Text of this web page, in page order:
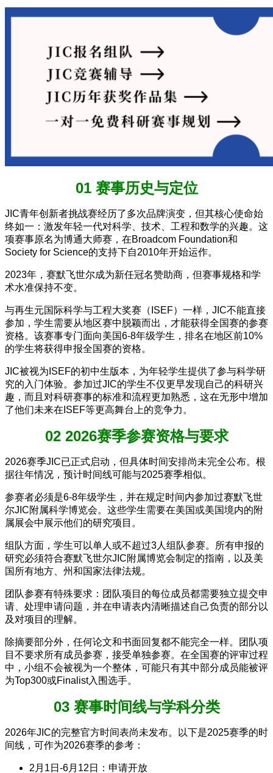
01 赛事历史与定位
JIC青年创新者挑战赛经历了多次品牌演变，但其核心使命始
终如一：激发年轻一代对科学、技术、工程和数学的兴趣。这
项赛事原名为博通大师赛，在Broadcom Foundation和
Society for Science的支持下自2010年开始运作。
2023年，赛默飞世尔成为新任冠名赞助商，但赛事规格和学
术水准保持不变。
与再生元国际科学与工程大奖赛（ISEF）一样，JIC不能直接
参加，学生需要从地区赛中脱颖而出，才能获得全国赛的参赛
资格。该赛事专门面向美国6-8年级学生，排名在地区前10%
的学生将获得申报全国赛的资格。
JIC被视为ISEF的初中生版本，为年轻学生提供了参与科学研
究的入门体验。参加过JIC的学生不仅更早发现自己的科研兴
趣，而且对科研赛事的标准和流程更加熟悉，这在无形中增加
了他们未来在ISEF等更高舞台上的竞争力。
02 2026赛季参赛资格与要求
2026赛季JIC已正式启动，但具体时间安排尚未完全公布。根
据往年情况，预计时间线可能与2025赛季相似。
参赛者必须是6-8年级学生，并在规定时间内参加过赛默飞世
尔JIC附属科学博览会。这些学生需要在美国或美国境内的附
属展会中展示他们的研究项目。
组队方面，学生可以单人或不超过3人组队参赛。所有申报的
研究必须符合赛默飞世尔JIC附属博览会制定的指南，以及美
国所有地方、州和国家法律法规。
团队参赛有特殊要求：团队项目的每位成员都需要独立提交申
请、处理申请问题，并在申请表内清晰描述自己负责的部分以
及对项目的理解。
除摘要部分外，任何论文和书面回复都不能完全一样。团队项
目不要求所有成员参赛，接受单独参赛。在全国赛的评审过程
中，小组不会被视为一个整体，可能只有其中部分成员能被评
为Top300或Finalist入围选手。
03 赛事时间线与学科分类
2026年JIC的完整官方时间表尚未发布。以下是2025赛季的时
间线，可作为2026赛季的参考：
2月1日-6月12日：申请开放